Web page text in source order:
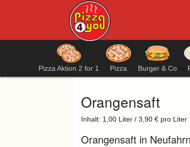
Pizza Aktion 2 for 1 Pizza Burger & Co
Orangensaft
Inhalt: 1,00 Liter / 3,90 € pro Liter
Orangensaft in